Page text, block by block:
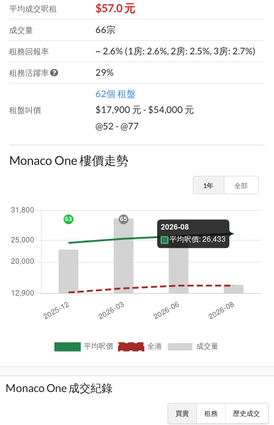
平均成交呎租 $57.0 元
成交量 66宗
租務回報率 ~ 2.6% (1房: 2.6%, 2房: 2.5%, 3房: 2.7%)
租務活躍率 29%
租盤叫價
62個 租盤
$17,900 元 - $54,000 元
@52 - @77
Monaco One 樓價走勢
1年 全部
Monaco One 成交紀錄
買賣 租務 歷史成交